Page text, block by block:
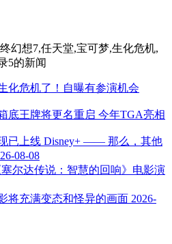
幻想7,任天堂,宝可梦,生化危机,
5的新闻
化危机了！自曝有参演机会
底王牌将更名重启 今年TGA亮相
已上线 Disney+ —— 那么，其他
08-08
塞尔达传说：智慧的回响》电影演
将充满变态和怪异的画面 2026-